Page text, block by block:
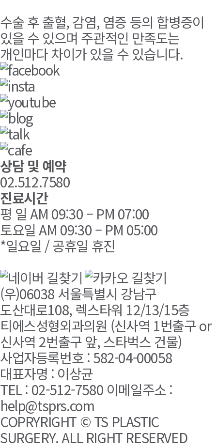
수술 후 출혈, 감염, 염증 등의 합병증이
있을 수 있으며 주관적인 만족도는
개인마다 차이가 있을 수 있습니다.
상담 및 예약
02.512.7580
진료시간
평 일 AM 09:30 – PM 07:00
토요일 AM 09:30 – PM 05:00
*일요일 / 공휴일 휴진
(우)06038 서울특별시 강남구
도산대로108, 렉스타워 12/13/15층
티에스성형외과의원 (신사역 1번출구 or
신사역 2번출구 앞, 스타벅스 건물)
사업자등록번호 : 582-04-00058
대표자명 : 이상균
TEL : 02-512-7580 이메일주소 :
help@tsprs.com
COPRYRIGHT © TS PLASTIC
SURGERY. ALL RIGHT RESERVED